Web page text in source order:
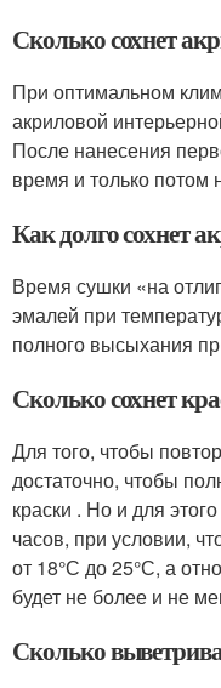
Сколько сохнет
При оптимальном
акриловой
После нанесения
время и только потом
Как долго сохнет
Время сушки «на
эмалей при
полного высыхания
Сколько сохнет
Для того, чтобы
достаточно, чтобы
краски . Но и для
часов, при условии,
от 18°С до 25°С, а
будет не более и не
Сколько